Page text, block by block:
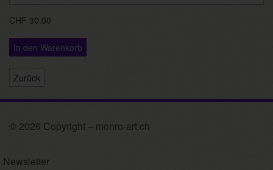
CHF 30.00
In den Warenkorb
Zurück
© 2026 Copyright – monro-art.ch
Newsletter